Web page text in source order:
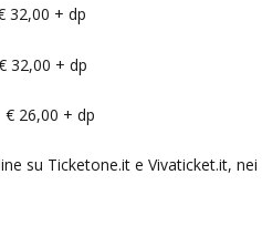
+ dp
+ dp
+ dp
su Ticketone.it e Vivaticket.it,